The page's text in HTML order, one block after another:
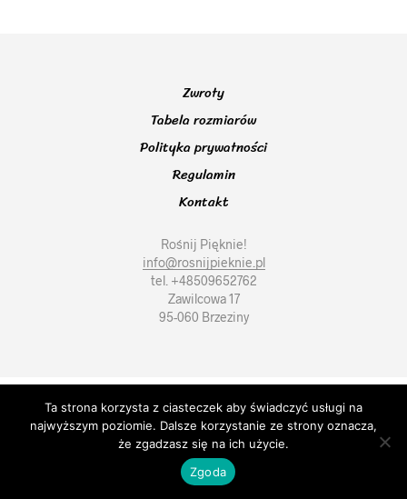
Zwroty
Tabela rozmiarów
Polityka prywatności
Regulamin
Kontakt
Rośnij Pięknie!
info@rosnijpieknie.pl
tel. +48509652762
Zawilcowa 17
95-060 Brzeziny
Ta strona korzysta z ciasteczek aby świadczyć usługi na
najwyższym poziomie. Dalsze korzystanie ze strony oznacza,
że zgadzasz się na ich użycie.
Zgoda